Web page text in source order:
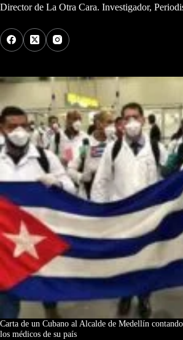
Director de La Otra Cara. Investigador,
Carta de un Cubano al Alcalde de Medellín
los médicos de su país